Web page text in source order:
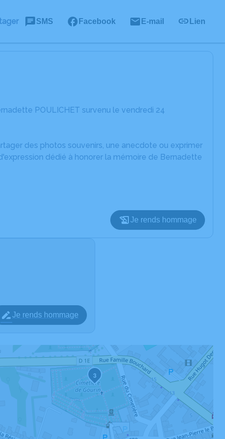
SMS Facebook E-mail Lien
POULICHET survenu le vendredi 24
des photos souvenirs, une anecdote ou exprimer
dédié à honorer la mémoire de Bernadette
Je rends hommage
Je rends hommage
3